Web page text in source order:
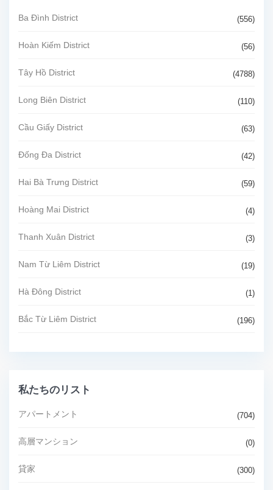
Ba Đình District (556)
Hoàn Kiếm District (56)
Tây Hồ District (4788)
Long Biên District (110)
Cầu Giấy District (63)
Đống Đa District (42)
Hai Bà Trưng District (59)
Hoàng Mai District (4)
Thanh Xuân District (3)
Nam Từ Liêm District (19)
Hà Đông District (1)
Bắc Từ Liêm District (196)
私たちのリスト
アパートメント (704)
高層マンション (0)
貸家 (300)